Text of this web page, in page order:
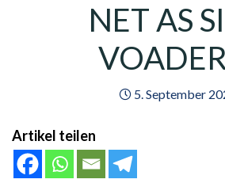
NET AS
5. September
Artikel teilen